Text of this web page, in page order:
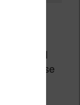
par
qu’il
de base
par